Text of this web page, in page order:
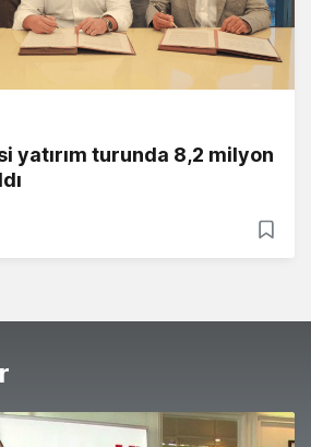
yatırım turunda 8,2 milyon